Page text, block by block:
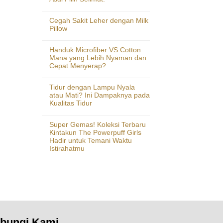
Cegah Sakit Leher dengan Milk
Pillow
Handuk Microfiber VS Cotton
Mana yang Lebih Nyaman dan
Cepat Menyerap?
Tidur dengan Lampu Nyala
atau Mati? Ini Dampaknya pada
Kualitas Tidur
Super Gemas! Koleksi Terbaru
Kintakun The Powerpuff Girls
Hadir untuk Temani Waktu
Istirahatmu